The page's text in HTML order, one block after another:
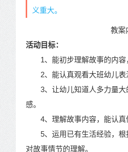
义重大。
教案
活动目标：
1、能初步理解故事的内容
2、能认真观看大班幼儿表
3、让幼儿知道人多力量大
感。
4、理解故事内容，能认真
5、运用已有生活经验，根
对故事情节的理解。